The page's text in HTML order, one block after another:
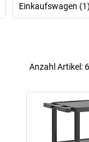
Einkaufswagen (1)
Anzahl Artikel: